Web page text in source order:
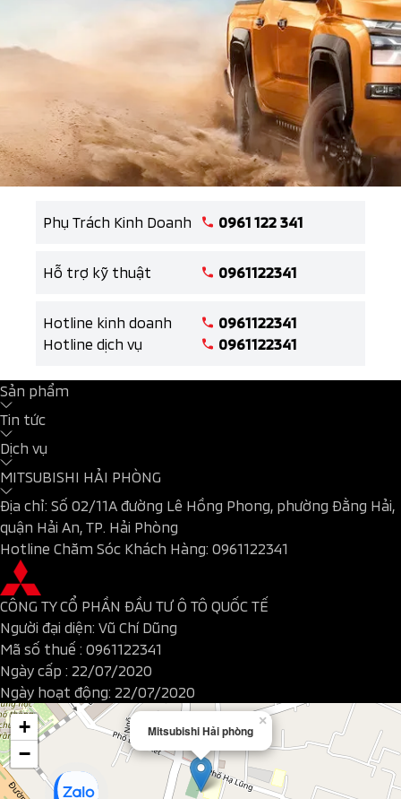
Phụ Trách Kinh Doanh 0961 122 341
Hỗ trợ kỹ thuật 0961122341
Hotline kinh doanh
Hotline dịch vụ
0961122341
0961122341
Sản phẩm
Tin tức
Dịch vụ
MITSUBISHI HẢI PHÒNG
Địa chỉ: Số 02/11A đường Lê Hồng Phong, phường Đằng Hải,
quận Hải An, TP. Hải Phòng
Hotline Chăm Sóc Khách Hàng: 0961122341
CÔNG TY CỔ PHẦN ĐẦU TƯ Ô TÔ QUỐC TẾ
Người đại diện: Vũ Chí Dũng
Mã số thuế : 0961122341
Ngày cấp : 22/07/2020
Ngày hoạt động: 22/07/2020
Mitsubishi Hải phòng
×
+
−